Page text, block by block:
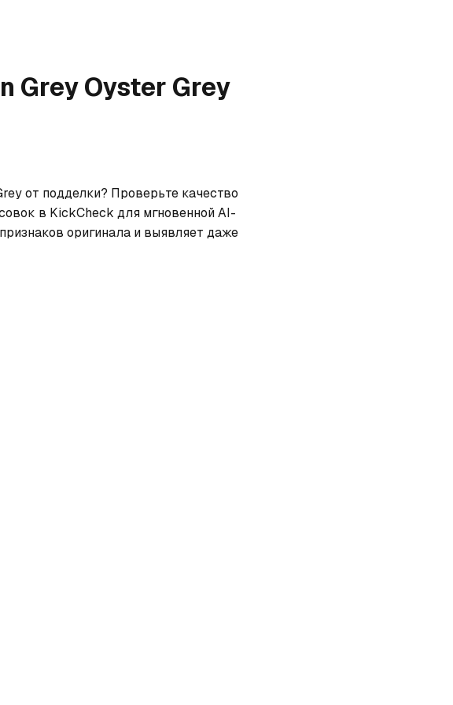
Grey Oyster Grey
от подделки? Проверьте качество
в KickCheck для мгновенной AI-
оригинала и выявляет даже